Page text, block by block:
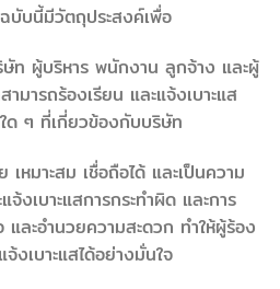
บนี้มีวัตถุประสงค์เพื่อ
ท ผู้บริหาร พนักงาน ลูกจ้าง และผู้
มารถร้องเรียน และแจ้งเบาะแส
ด ๆ ที่เกี่ยวข้องกับบริษัท
หมาะสม เชื่อถือได้ และเป็นความ
งเบาะแสการกระทำผิด และการ
และอำนวยความสะดวก ทำให้ผู้ร้อง
งเบาะแสได้อย่างมั่นใจ